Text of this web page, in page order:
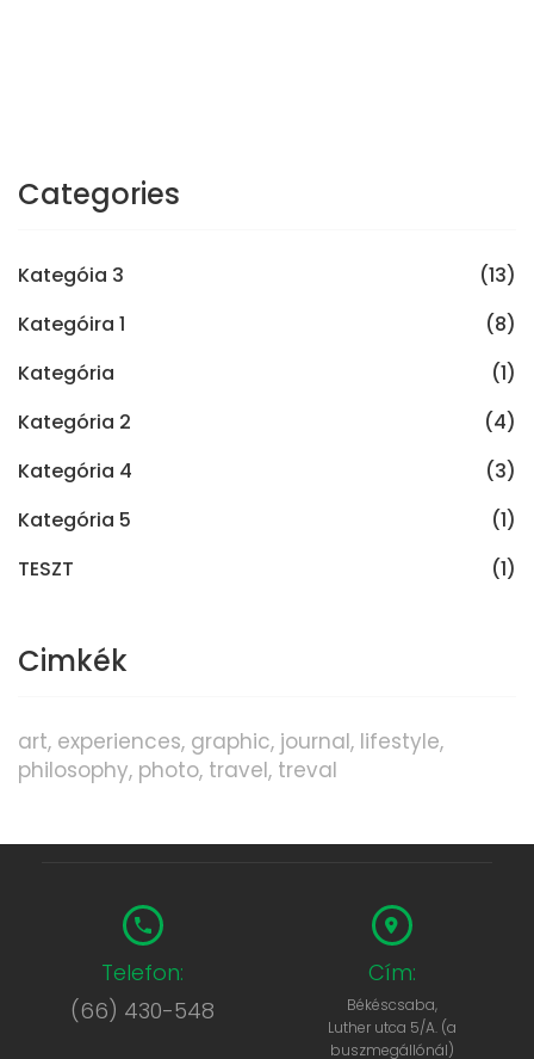
Categories
Kategóia 3
(13)
Kategóira 1
(8)
Kategória
(1)
Kategória 2
(4)
Kategória 4
(3)
Kategória 5
(1)
TESZT
(1)
Cimkék
art experiences graphic journal lifestyle
philosophy photo travel treval
Telefon:
(66) 430-548
Cím:
Békéscsaba,
Luther utca 5/A. (a
buszmegállónál)